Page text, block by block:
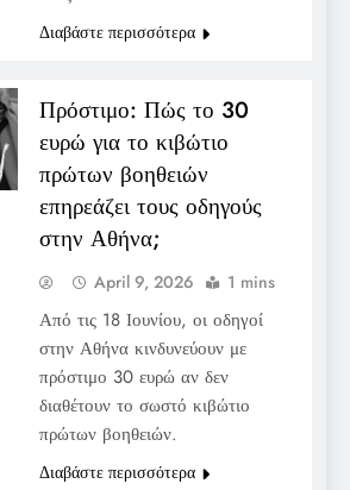
Διαβάστε περισσότερα
Πρόστιμο: Πώς το 30
ευρώ για το κιβώτιο
πρώτων βοηθειών
επηρεάζει τους οδηγούς
στην Αθήνα;
April 9, 2026 1 mins
Από τις 18 Ιουνίου, οι οδηγοί
στην Αθήνα κινδυνεύουν με
πρόστιμο 30 ευρώ αν δεν
διαθέτουν το σωστό κιβώτιο
πρώτων βοηθειών.
Διαβάστε περισσότερα